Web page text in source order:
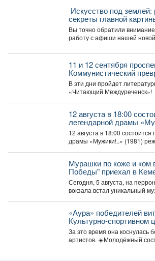
Искусство под
секреты главной
«Шахтёрская слава»
Шлыкова
Вы точно обратили
работу с афиши нашей
11 и 12 сентября
Коммунистический
огромную
открытым небом.
В эти дни пройдет
«Читающий Междуреченск»!
12 августа в 18:00
легендарной драмы
12 августа в 18:00 состоится
драмы «Мужики!..» (1981)
Мурашки по коже и ком
Победы" приехал в
Сегодня, 5 августа, на
вокзала встал уникальный
«Аура» победителей
Культурно-спортивном
металлургов ЕВРАЗа
лет.
За это время она коснулась
артистов. ☀️Молодёжный состав коллектива